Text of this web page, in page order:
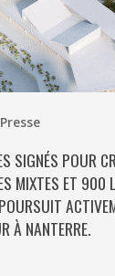
Presse
SIGNÉS POUR
MIXTES ET 900
À NANTERRE.